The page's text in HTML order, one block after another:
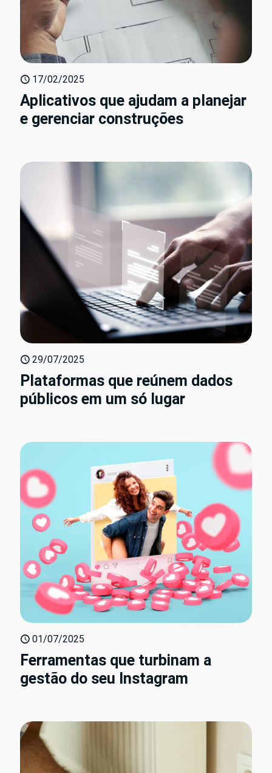
17/02/2025
Aplicativos que ajudam a planejar
e gerenciar construções
29/07/2025
Plataformas que reúnem dados
públicos em um só lugar
01/07/2025
Ferramentas que turbinam a
gestão do seu Instagram